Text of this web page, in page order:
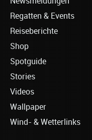
Regatten & Events
Reiseberichte
Shop
Spotguide
Stories
Videos
Wallpaper
Wind- & Wetterlinks